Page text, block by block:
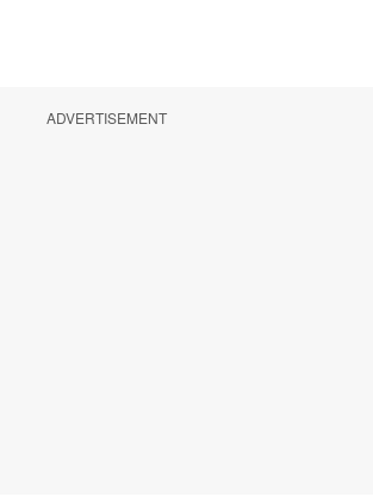
ADVERTISEMENT